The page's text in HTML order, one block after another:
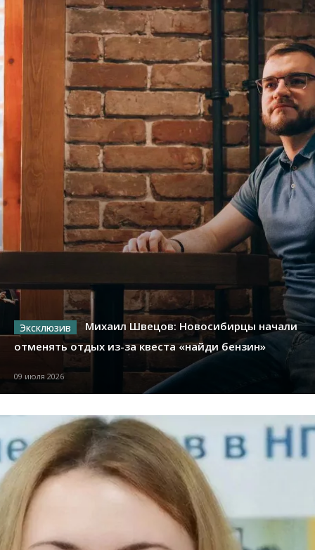
Михаил Швецов: Новосибирцы начали
отменять отдых из-за квеста «найди бензин»
09 июля 2026